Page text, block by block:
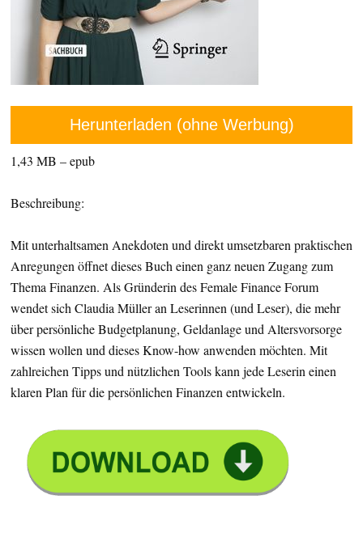
Herunterladen (ohne Werbung)
1,43 MB – epub
Beschreibung:
Mit unterhaltsamen Anekdoten und direkt umsetzbaren praktischen
Anregungen öffnet dieses Buch einen ganz neuen Zugang zum
Thema Finanzen. Als Gründerin des Female Finance Forum
wendet sich Claudia Müller an Leserinnen (und Leser), die mehr
über persönliche Budgetplanung, Geldanlage und Altersvorsorge
wissen wollen und dieses Know-how anwenden möchten. Mit
zahlreichen Tipps und nützlichen Tools kann jede Leserin einen
klaren Plan für die persönlichen Finanzen entwickeln.